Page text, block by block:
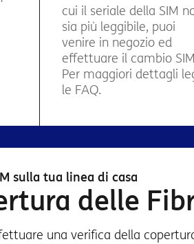
cui il seriale della SIM
sia più leggibile, puoi
venire in negozio ed
effettuare il cambio
Per maggiori dettagli
le FAQ.
sulla tua linea di casa
delle
una verifica della